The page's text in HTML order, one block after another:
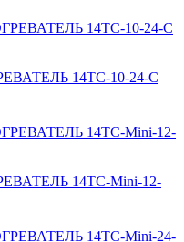
14ТС-10-24-С
14ТС-Mini-12-